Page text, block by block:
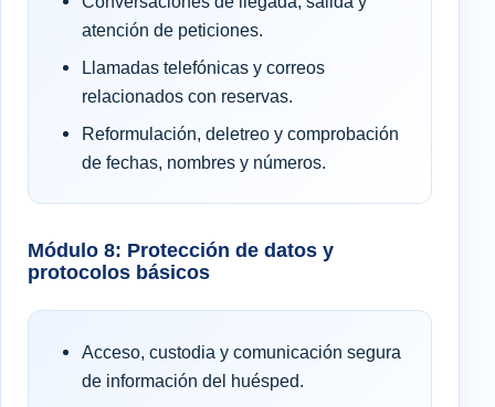
atención de peticiones.
Llamadas telefónicas y correos
relacionados con reservas.
Reformulación, deletreo y comprobación
de fechas, nombres y números.
Módulo 8: Protección de datos y
protocolos básicos
Acceso, custodia y comunicación segura
de información del huésped.